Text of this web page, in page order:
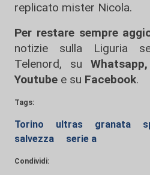
replicato mister Nicola.
Per restare sempre
notizie sulla Liguria
Telenord, su
Whatsapp,
Youtube e su Facebook.
Tags:
Torino ultras granata
salvezza
serie a
Condividi: